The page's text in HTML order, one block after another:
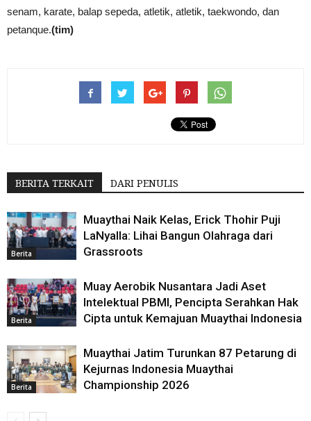
senam, karate, balap sepeda, atletik, atletik, taekwondo, dan
petanque.(tim)
BERITA TERKAIT DARI PENULIS
Berita
Muaythai Naik Kelas, Erick Thohir Puji
LaNyalla: Lihai Bangun Olahraga dari
Grassroots
Berita
Muay Aerobik Nusantara Jadi Aset
Intelektual PBMI, Pencipta Serahkan Hak
Cipta untuk Kemajuan Muaythai Indonesia
Berita
Muaythai Jatim Turunkan 87 Petarung di
Kejurnas Indonesia Muaythai
Championship 2026